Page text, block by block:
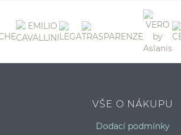
VŠE O NÁKUPU
Dodací podmínky